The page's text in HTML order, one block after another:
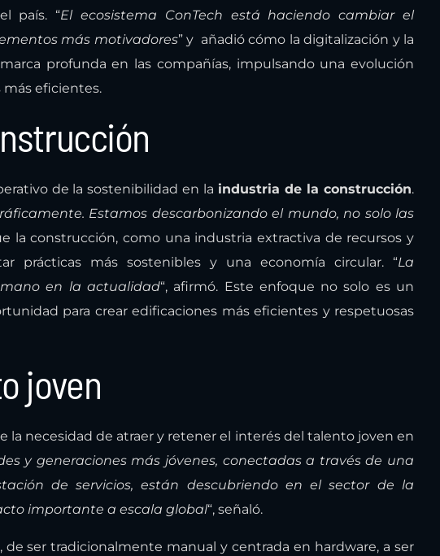
país. “El ecosistema ConTech está haciendo cambiar el
más motivadores” y añadió cómo la digitalización y la
profunda en las compañías, impulsando una evolución
eficientes.
de la sostenibilidad en la industria de la construcción.
Estamos descarbonizando el mundo, no solo las
la construcción, como una industria extractiva de recursos y
prácticas más sostenibles y una economía circular. “La
en la actualidad“, afirmó. Este enfoque no solo es un
para crear edificaciones más eficientes y respetuosas
joven
la necesidad de atraer y retener el interés del talento joven en
y generaciones más jóvenes, conectadas a través de una
de servicios, están descubriendo en el sector de la
importante a escala global“, señaló.
ser tradicionalmente manual y centrada en hardware, a ser